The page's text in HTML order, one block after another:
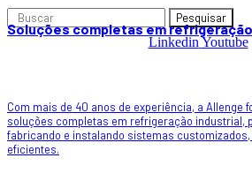
Pesquisar
Linkedin Youtube
Soluções completas em refrigeração
Com mais de 40 anos de experiência, a Allenge
soluções completas em refrigeração industrial,
fabricando e instalando sistemas
eficientes.